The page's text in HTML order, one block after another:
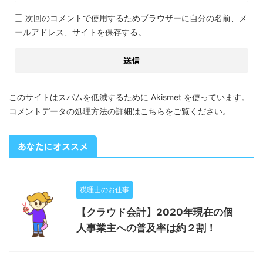
次回のコメントで使用するためブラウザーに自分の名前、メ
ールアドレス、サイトを保存する。
このサイトはスパムを低減するために Akismet を使っています。
コメントデータの処理方法の詳細はこちらをご覧ください。
あなたにオススメ
税理士のお仕事
【クラウド会計】2020年現在の個
人事業主への普及率は約２割！